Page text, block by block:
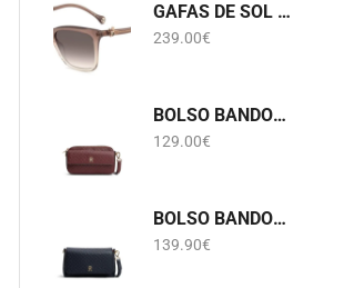
GAFAS DE SOL HER 0394/G/S FWM3X CAROLINA HERRERA
239.00€
BOLSO BANDOLERA BURDEOS LOGOTIPADO TOMMY HILFIGER AWA0W18922
129.00€
BOLSO BANDOLERA AZUL MARINO LOGOTIPADO TOMMY HILFIGER AW0AW18997
139.90€